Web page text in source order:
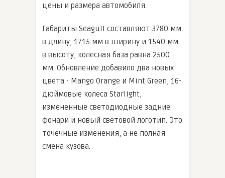
цены и размера автомобиля.
Габариты Seagull составляют 3780 мм
в длину, 1715 мм в ширину и 1540 мм
в высоту, колесная база равна 2500
мм. Обновление добавило два новых
цвета - Mango Orange и Mint Green, 16-
дюймовые колеса Starlight,
измененные светодиодные задние
фонари и новый световой логотип. Это
точечные изменения, а не полная
смена кузова.